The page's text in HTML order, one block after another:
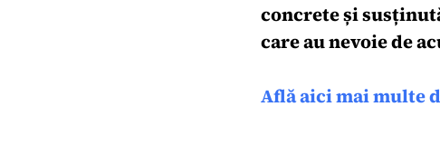
concrete și
care au nevoie de
Află aici mai multe